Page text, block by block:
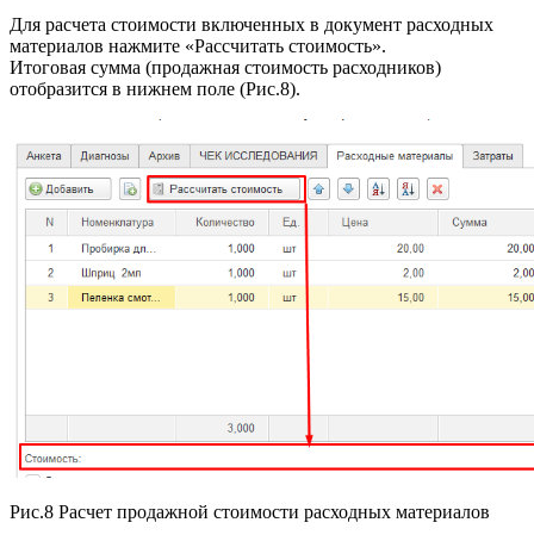
Для расчета стоимости включенных в документ расходных
материалов нажмите «Рассчитать стоимость».
Итоговая сумма (продажная стоимость расходников)
отобразится в нижнем поле (Рис.8).
Рис.8 Расчет продажной стоимости расходных материалов